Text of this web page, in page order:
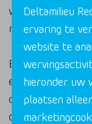
waardevol voor je
naar andere
Een andere
en strategie.
doorgroeien naar
ontwikkelen,
Deltamilieu
ervaring te
website te
hieronder uw
plaatsen